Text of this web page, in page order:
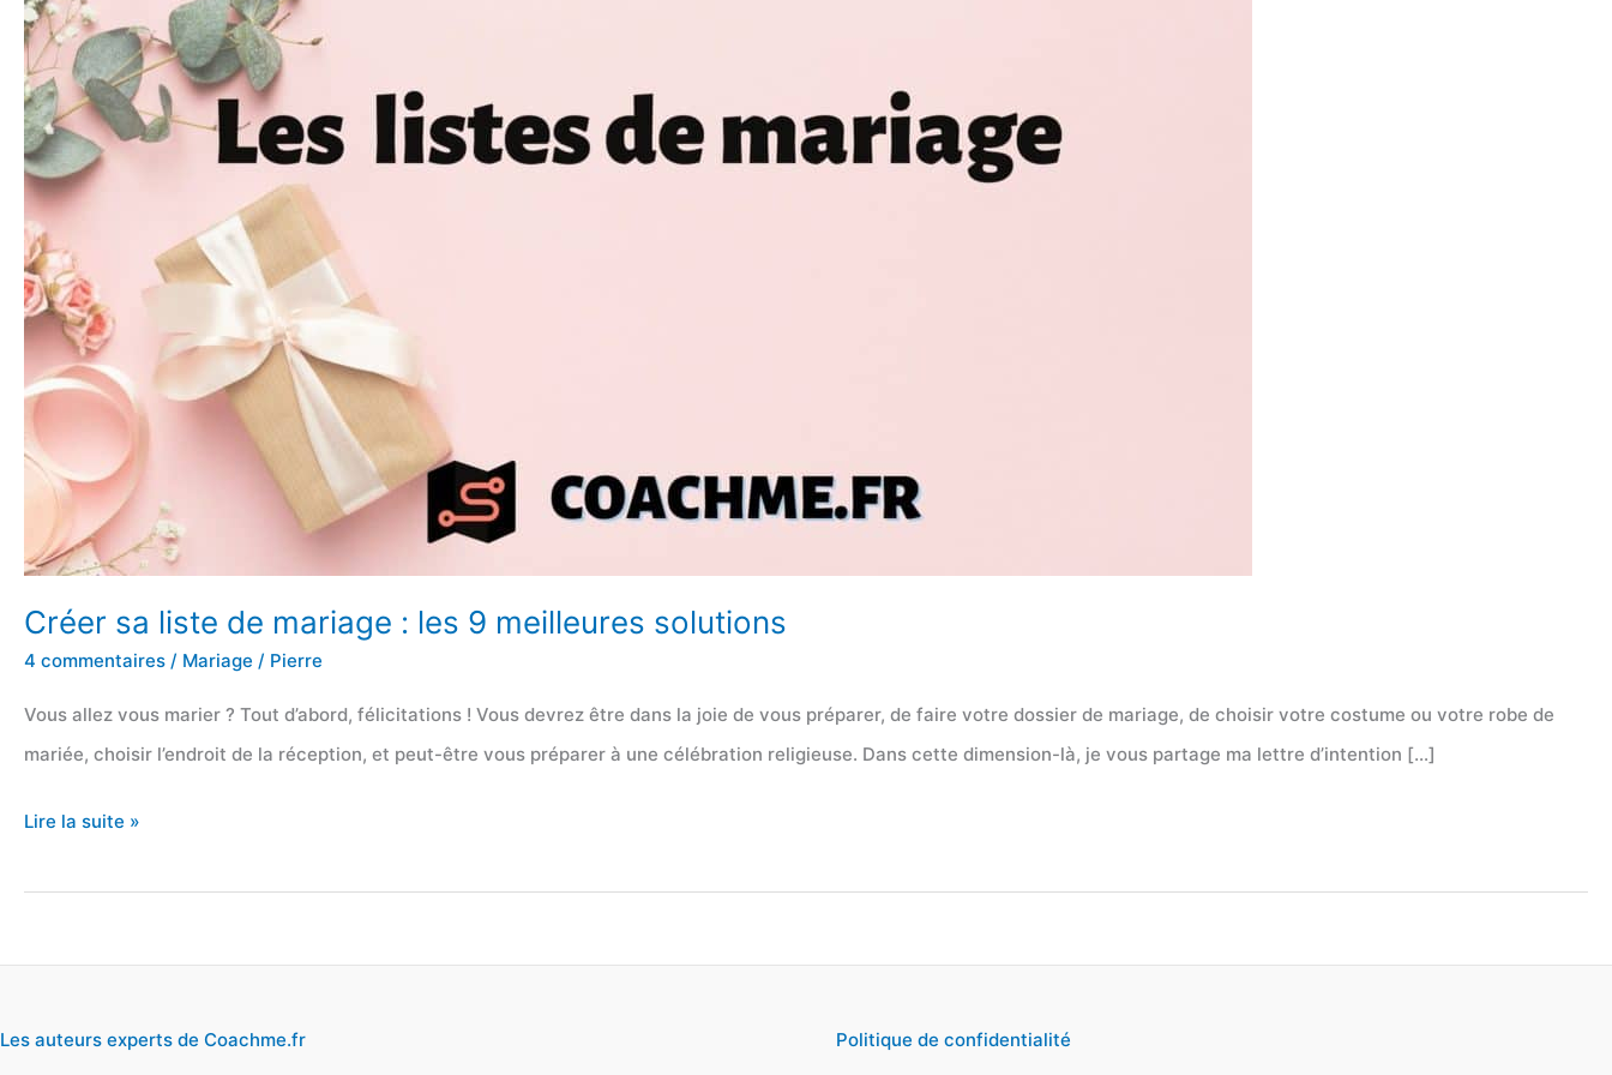
Créer sa liste de mariage : les 9 meilleures solutions
4 commentaires / Mariage / Pierre
Vous allez vous marier ? Tout d’abord, félicitations ! Vous devrez être dans la joie de vous préparer, de faire votre dossier de mariage, de choisir votre costume ou votre robe de
mariée, choisir l’endroit de la réception, et peut-être vous préparer à une célébration religieuse. Dans cette dimension-là, je vous partage ma lettre d’intention […]
Créer
liste
Lire la suite »
Les auteurs experts de Coachme.fr Politique de confidentialité